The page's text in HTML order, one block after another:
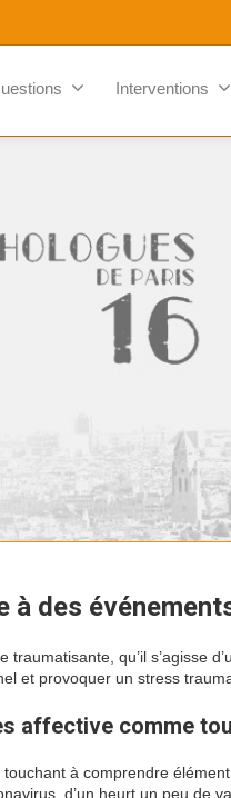
Interventions
à des
traumatisante, qu’il s’agisse
et provoquer un stress
affective comme
à comprendre
d’un heurt un peu de